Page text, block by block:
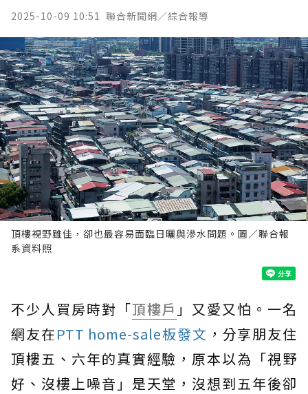
2025-10-09 10:51 聯合新聞網／綜合報導
頂樓視野雖佳，卻也最容易面臨日曬與滲水問題。圖／聯合報
系資料照
不少人買房時對「頂樓戶 」又愛又怕。一名
網友在PTT home-sale板發文 ，分享朋友住
頂樓五、六年的真實經驗，原本以為「視野
好、沒樓上噪音」是天堂，沒想到五年後卻